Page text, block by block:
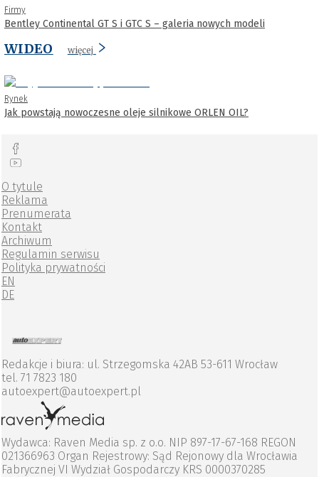
Firmy
Bentley Continental GT S i GTC S – galeria nowych modeli
WIDEO więcej
Rynek
Jak powstają nowoczesne oleje silnikowe ORLEN OIL?
O tytule
Reklama
Prenumerata
Kontakt
Archiwum
Regulamin serwisu
Polityka prywatności
EN
DE
Redakcje i biura: ul. Strzegomska 42AB 53-611 Wrocław
tel. 71 7823 180
autoexpert@autoexpert.pl
Wydawca: Raven Media sp. z o.o. NIP 897-17-67-168 REGON
021366963 Organ Rejestrowy: Sąd Rejonowy dla Wrocławia
Fabrycznej VI Wydział Gospodarczy KRS 0000370285